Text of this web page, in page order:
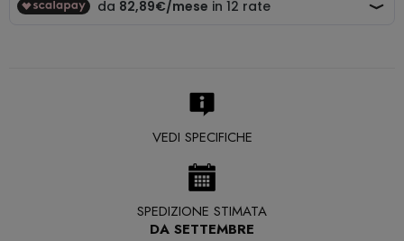
VEDI SPECIFICHE
SPEDIZIONE STIMATA
DA SETTEMBRE